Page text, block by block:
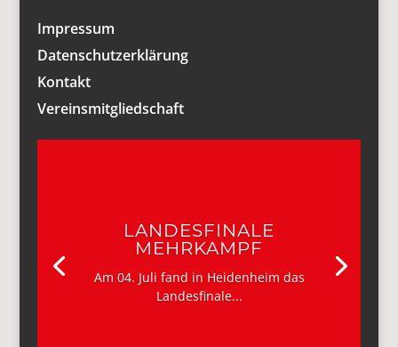
Impressum
Datenschutzerklärung
Kontakt
Vereinsmitgliedschaft
LANDESFINALE
MEHRKAMPF
Am 04. Juli fand in Heidenheim das
Landesfinale...